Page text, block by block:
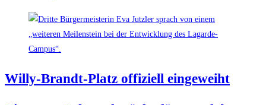
Wil­ly-Brandt-Platz offi­zi­ell eingeweiht